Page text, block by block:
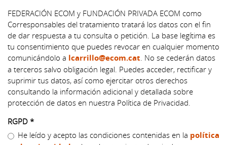
FEDERACIÓN ECOM y FUNDACIÓN PRIVADA ECOM como
Corresponsables del tratamiento tratará los datos con el fin
de dar respuesta a tu consulta o petición. La base legítima es
tu consentimiento que puedes revocar en cualquier momento
comunicándolo a lcarrillo@ecom.cat . No se cederán datos
a terceros salvo obligación legal. Puedes acceder, rectificar y
suprimir tus datos, así como ejercitar otros derechos
consultando la información adicional y detallada sobre
protección de datos en nuestra Política de Privacidad.
RGPD *
He leído y acepto las condiciones contenidas en la política